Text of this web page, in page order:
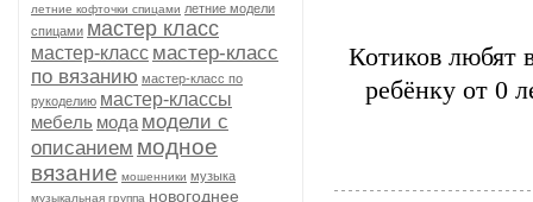
летние кофточки спицами летние модели
спицами мастер класс
мастер-класс мастер-класс
по вязанию мастер-класс по
рукоделию мастер-классы
мебель мода модели с
описанием модное
вязание мошенники музыка
музыкальная группа новогоднее
Котиков любят
ребёнку от 0